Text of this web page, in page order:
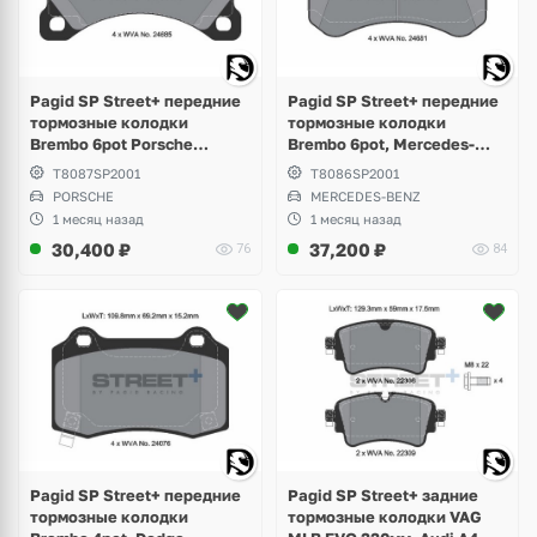
Pagid SP Street+ передние
тормозные колодки
Brembo 6pot Porsche
Cayenne 958, 3.0 Diesel,
Hybrid, 3.6 S, GTS
T8087SP2001
PORSCHE
1 месяц назад
30,400 ₽ 76
Pagid SP Street+ передние
тормозные колодки
Brembo 6pot, Mercedes-
Benz AMG GT W190, SLS
W197, S-class W220, W221,
W222, CLS W218, W219
T8086SP2001
MERCEDES-BENZ
1 месяц назад
37,200 ₽ 84
Pagid SP Street+ передние
тормозные колодки
Pagid SP Street+ задние
тормозные колодки VAG